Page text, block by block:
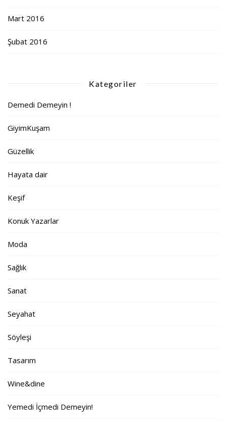
Mart 2016
Şubat 2016
Kategoriler
Demedi Demeyin !
GiyimKuşam
Güzellik
Hayata dair
Keşif
Konuk Yazarlar
Moda
Sağlık
Sanat
Seyahat
Söyleşi
Tasarım
Wine&dine
Yemedi İçmedi Demeyin!